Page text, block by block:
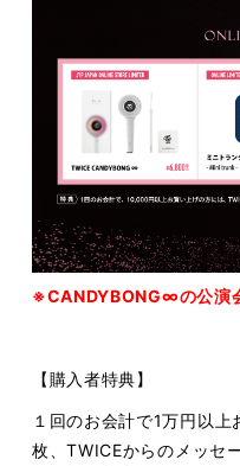
※CANDYBONG∞の公演
【購入者特典】
１回のお会計で1万円以
枚、TWICEからのメッセ